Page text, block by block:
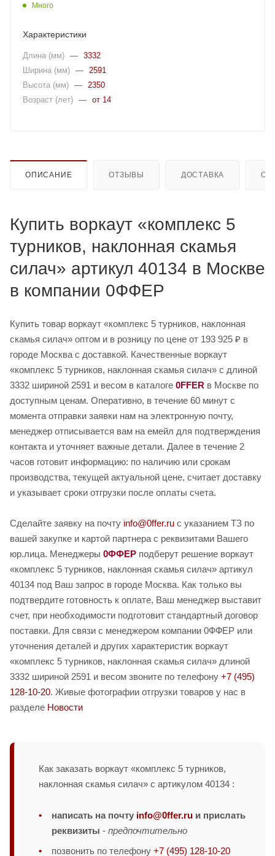
Много
Характеристики
Длина (мм) — 3332
Ширина (мм) —
2591
Высота (мм) —
2350
Возраст (лет) — от 14
ОПИСАНИЕ ОТЗЫВЫ ДОСТАВКА
Купить воркаут «комплекс 5
турников, наклонная скамья
силач» артикул 40134 в Москве
в компании 0ФФЕР
Купить товар воркаут «комплекс 5 турников, наклонная
скамья силач» оптом и в розницу по цене от 193 925 ₽ в
городе Москва с доставкой. Качественные воркаут
«комплекс 5 турников, наклонная скамья силач» с длиной
3332 шириной 2591 и весом в каталоге 0FFER в Москве по
доступным ценам. Оперативно, в течение 60 минут с
момента отправки заявки нам на электронную почту,
менеджер отписывается вам на емейл для подтверждения
контакта и уточняет важные детали. Далее в течение 2
часов готовит информацию: по наличию или срокам
производства, текущей актуальной цене, считает доставку
и указывает сроки отгрузки после оплаты счета.
Сделайте заявку на почту info@0ffer.ru с указанием ТЗ по
вашей закупке и картой партнера с реквизитами Вашего
юр.лица. Менеджеры 0ФФЕР подберут решение воркаут
«комплекс 5 турников, наклонная скамья силач» артикул
40134 под Ваш запрос в городе Москва. Как только вы
подтвердите готовность к оплате, Ваш менеджер выставит
счет, при необходимости подготовит стандартный договор
поставки. Для связи с менеджером компании 0ФФЕР или
уточнения деталей и других характеристик воркаут
«комплекс 5 турников, наклонная скамья силач» длиной
3332 шириной 2591 и весом звоните по телефону +7 (495)
128-10-20. Живые фотографии отгрузки товаров у нас в
разделе Новости
Как заказать воркаут «комплекс 5 турников,
наклонная скамья силач» с артикулом 40134 :
написать на почту info@0ffer.ru и прислать
реквизиты - предпочтительно
позвонить по телефону +7 (495) 128-10-20